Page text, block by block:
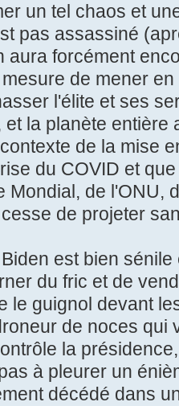
un tel chaos et
pas assassiné
aura forcément
de mener
l'élite et ses
la planète entière
de la mise
du COVID et
Mondial, de l'ONU,
de projeter
est bien
du fric et de
le guignol devant
de noces qui
la
à pleurer un
décédé dans